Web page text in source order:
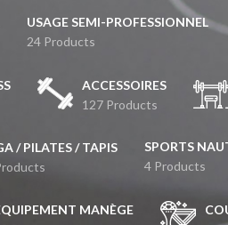
USAGE SEMI-PROFESSIONNEL
24 Products
ACCESSOIRES
127 Products
/ PILATES / TAPIS
SPORTS
4 Products
MANÈGE